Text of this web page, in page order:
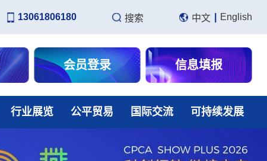
13061806180 搜索 中文 English
会员登录 信息填报
行业展览 公平贸易 国际交流 可持续发展